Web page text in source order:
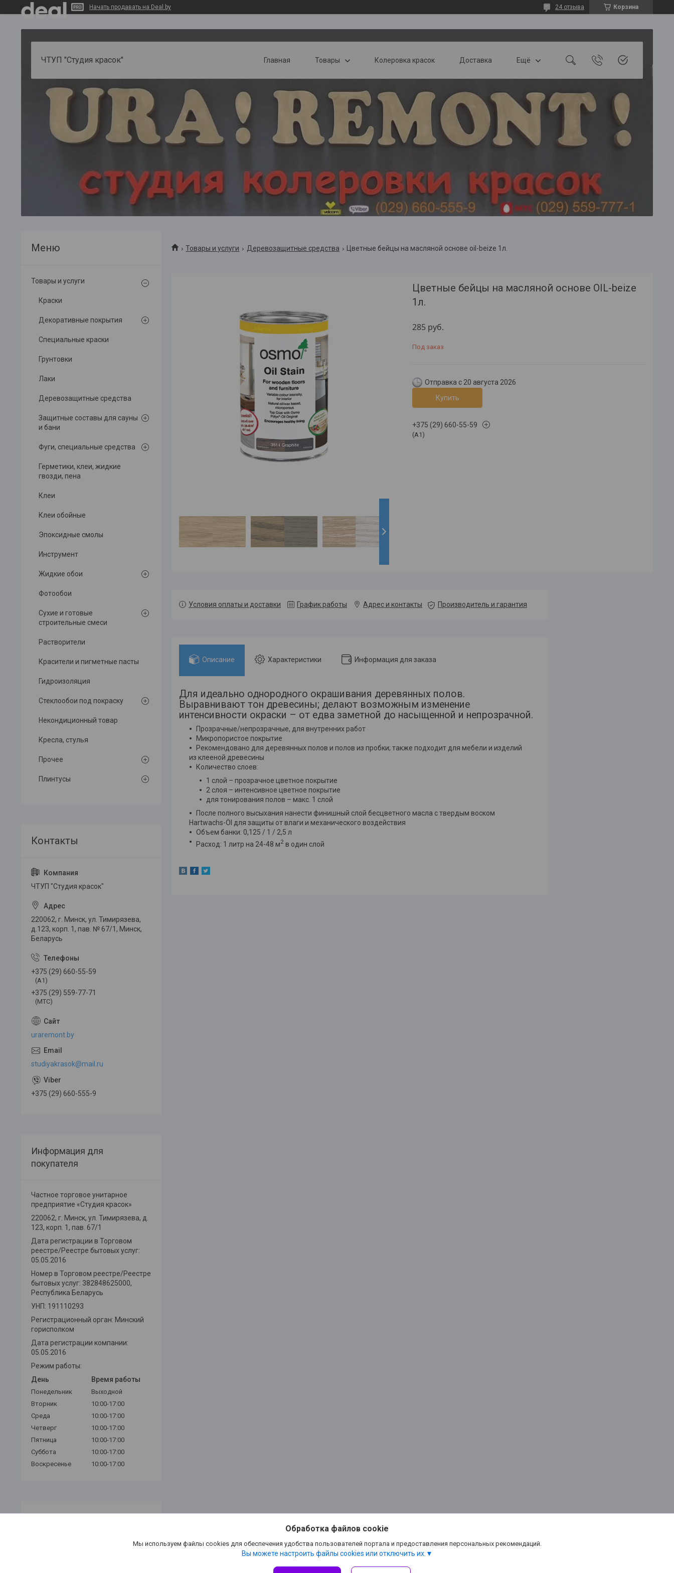
Начать продавать на Deal.by Корзина
24 отзыва
ЧТУП "Студия красок" Главная Товары Колеровка красок Доставка Ещё
Товары и услуги Деревозащитные средства Цветные бейцы на масляной основе oil-beize 1л.
Цветные бейцы на масляной основе OIL-beize
1л.
285 руб.
Под заказ
Отправка с 20 августа 2026
Купить
+375 (29) 660-55-59
(A1)
Условия оплаты и доставки График работы Адрес и контакты Производитель и гарантия
Описание Характеристики Информация для заказа
Для идеально однородного окрашивания деревянных полов.
Выравнивают тон древесины; делают возможным изменение
интенсивности окраски – от едва заметной до насыщенной и непрозрачной.
Прозрачные/непрозрачные, для внутренних работ
Микропористое покрытие
Рекомендовано для деревянных полов и полов из пробки; также подходит для мебели и изделий
из клееной древесины
Количество слоев:
1 слой – прозрачное цветное покрытие
2 слоя – интенсивное цветное покрытие
для тонирования полов – макс. 1 слой
После полного высыхания нанести финишный слой бесцветного масла с твердым воском
Hartwachs-Öl для защиты от влаги и механического воздействия
Объем банки: 0,125 / 1 / 2,5 л
Расход: 1 литр на 24-48 м2 в один слой
Товары и услуги
Краски
Декоративные покрытия
Специальные краски
Грунтовки
Лаки
Деревозащитные средства
Защитные составы для сауны
и бани
Фуги, специальные средства
Герметики, клеи, жидкие
гвозди, пена
Клеи
Клеи обойные
Эпоксидные смолы
Инструмент
Жидкие обои
Фотообои
Сухие и готовые
строительные смеси
Растворители
Красители и пигметные пасты
Гидроизоляция
Стеклообои под покраску
Некондиционный товар
Кресла, стулья
Прочее
Плинтусы
ЧТУП "Студия красок"
220062, г. Минск, ул. Тимирязева,
д.123, корп. 1, пав. № 67/1, Минск,
Беларусь
+375 (29) 660-55-59
(A1)
+375 (29) 559-77-71
(МТС)
uraremont.by
studiyakrasok@mail.ru
+375 (29) 660-555-9
Информация для
покупателя
Частное торговое унитарное
предприятие «Студия красок»
220062, г. Минск, ул. Тимирязева, д.
123, корп. 1, пав. 67/1
Дата регистрации в Торговом
реестре/Реестре бытовых услуг:
05.05.2016
Номер в Торговом реестре/Реестре
бытовых услуг: 382848625000,
Республика Беларусь
УНП: 191110293
Регистрационный орган: Минский
горисполком
Дата регистрации компании:
05.05.2016
Режим работы:
День
Время работы
Понедельник
Выходной
Вторник
10:00-17:00
Среда
10:00-17:00
Четверг
10:00-17:00
Пятница
10:00-17:00
Суббота
10:00-17:00
Воскресенье
10:00-17:00
Обработка файлов cookie
Мы используем файлы cookies для обеспечения удобства пользователей портала и предоставления персональных рекомендаций.
Вы можете настроить файлы cookies или отключить их.